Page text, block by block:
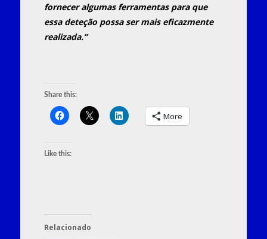
fornecer algumas ferramentas para que
essa deteção possa ser mais eficazmente
realizada.”
Share this:
More
Like this:
Relacionado